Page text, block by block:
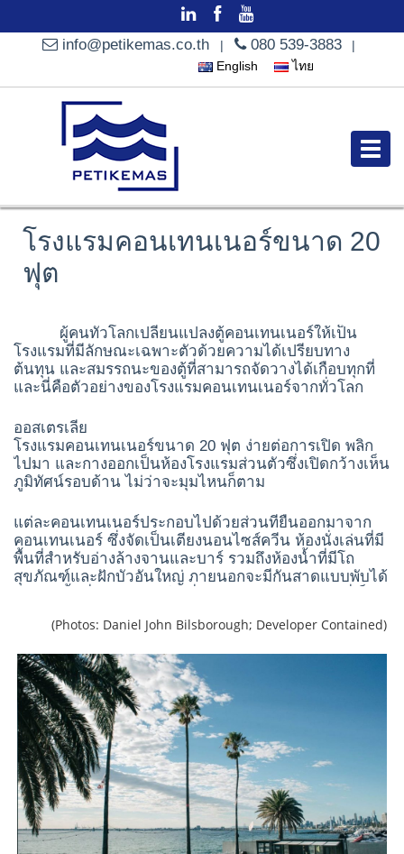
info@petikemas.co.th | 080 539-3883
|
English
ไทย
โรงแรมคอนเทนเนอร์ขนาด 20
ฟุต
ผู้คนทั่วโลกเปลี่ยนแปลงตู้คอนเทนเนอร์ให้เป็น
โรงแรมที่มีลักษณะเฉพาะตัวด้วยความได้เปรียบทาง
ต้นทุน และสมรรถนะของตู้ที่สามารถจัดวางได้เกือบทุกที่
และนี่คือตัวอย่างของโรงแรมคอนเทนเนอร์จากทั่วโลก
ออสเตรเลีย
โรงแรมคอนเทนเนอร์ขนาด 20 ฟุต ง่ายต่อการเปิด พลิก
ไปมา และกางออกเป็นห้องโรงแรมส่วนตัวซึ่งเปิดกว้างเห็น
ภูมิทัศน์รอบด้าน ไม่ว่าจะมุมไหนก็ตาม
แต่ละคอนเทนเนอร์ประกอบไปด้วยส่วนที่ยื่นออกมาจาก
คอนเทนเนอร์ ซึ่งจัดเป็นเตียงนอนไซส์ควีน ห้องนั่งเล่นที่มี
พื้นที่สำหรับอ่างล้างจานและบาร์ รวมถึงห้องน้ำที่มีโถ
สุขภัณฑ์และฝักบัวอันใหญ่ ภายนอกจะมีกันสาดแบบพับได้
(Photos: Daniel John Bilsborough; Developer Contained)